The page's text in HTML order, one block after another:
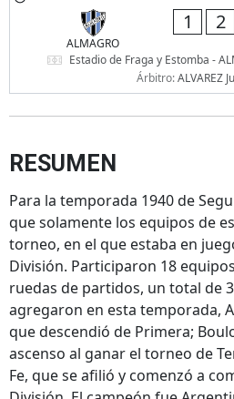
ALMAGRO
1 2
Estadio de Fraga y Estomba -
Árbitro:ALVAREZ
RESUMEN
Para la temporada 1940 de
que solamente los equipos de
torneo, en el que estaba en
División. Participaron 18
ruedas de partidos, un total de
agregaron en esta temporada,
que descendió de Primera;
ascenso al ganar el torneo de
Fe, que se afilió y comenzó a